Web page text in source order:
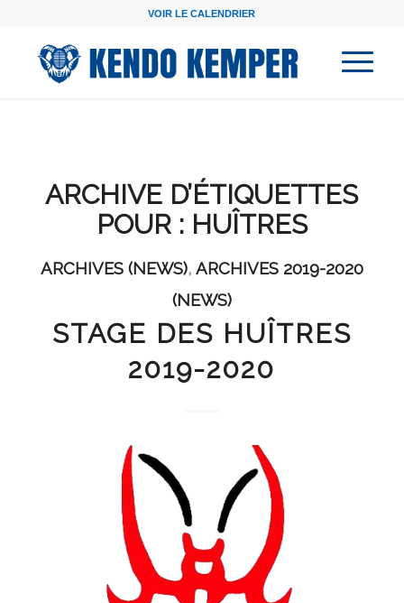
VOIR LE CALENDRIER
ARCHIVE D’ÉTIQUETTES
POUR : HUÎTRES
ARCHIVES (NEWS), ARCHIVES 2019-2020
(NEWS)
STAGE DES HUÎTRES
2019-2020